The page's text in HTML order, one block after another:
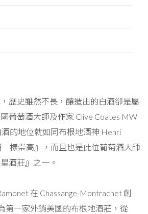
歷史雖然不長，釀造出的白酒卻是屬
葡萄酒大師及作家 Clive Coates MW
的地位就如同布根地酒神 Henri
一樣崇高』，而且也是此位葡萄酒大師
酒莊』之一。
在 Chassange-Montrachet 創
第一家外銷美國的布根地酒莊，從